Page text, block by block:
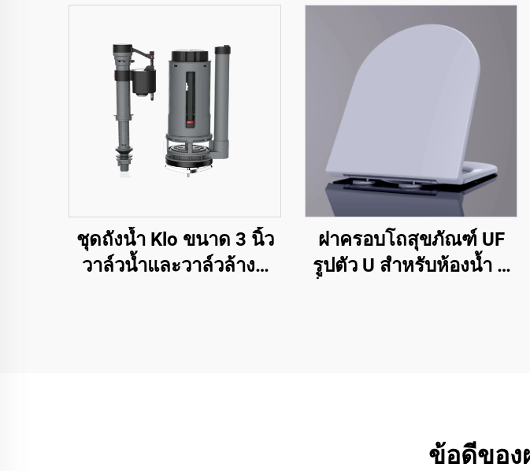
ชุดถังน้ำ Klo ขนาด 3 นิ้ว
วาล์วน้ำและวาล์วล้างคู่
ฝาครอบโถสุขภัณฑ์ UF
รูปตัว U สำหรับห้องน้ำ ที่
ข้อดีขอ